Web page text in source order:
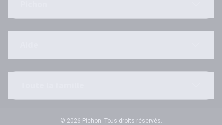
© 2026 Pichon. Tous droits réservés.